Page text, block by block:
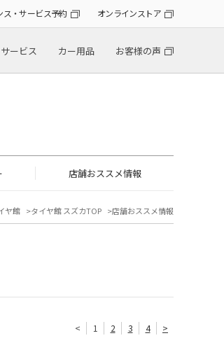
ス・サービス予約 オンラインストア
サービス カー用品 お客様の声
店舗おススメ情報
ヤ館 タイヤ館 スズカTOP 店舗おススメ情報
< 1 2 3 4 >